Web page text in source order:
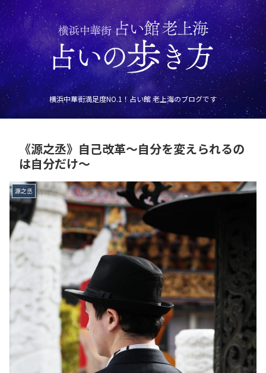
横浜中華街満足度NO.1！占い館 老上海のブログです
《源之丞》自己改革～自分を変えられるの
は自分だけ～
源之丞